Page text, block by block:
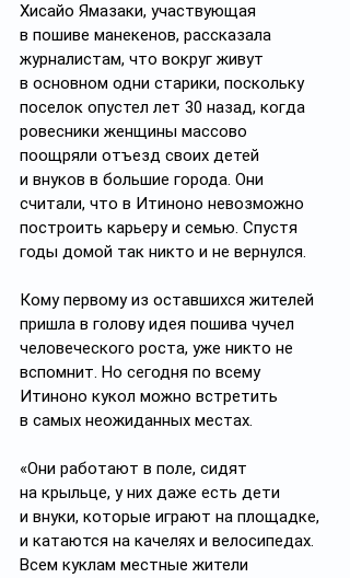
Хисайо Ямазаки, участвующая
в пошиве манекенов, рассказала
журналистам, что вокруг живут
в основном одни старики, поскольку
поселок опустел лет 30 назад, когда
ровесники женщины массово
поощряли отъезд своих детей
и внуков в большие города. Они
считали, что в Итиноно невозможно
построить карьеру и семью. Спустя
годы домой так никто и не вернулся.
Кому первому из оставшихся жителей
пришла в голову идея пошива чучел
человеческого роста, уже никто не
вспомнит. Но сегодня по всему
Итиноно кукол можно встретить
в самых неожиданных местах.
«Они работают в поле, сидят
на крыльце, у них даже есть дети
и внуки, которые играют на площадке,
и катаются на качелях и велосипедах.
Всем куклам местные жители